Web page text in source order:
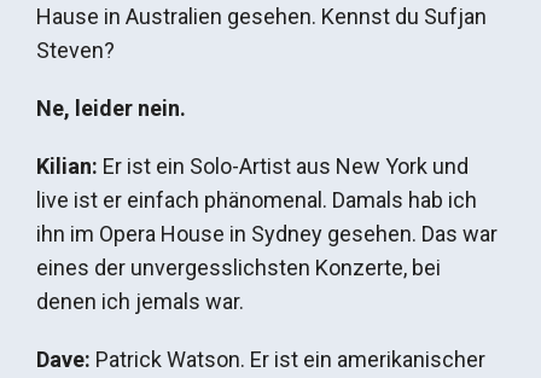
Hause in Australien gesehen. Kennst du Sufjan
Steven?
Ne, leider nein.
Kilian: Er ist ein Solo-Artist aus New York und
live ist er einfach phänomenal. Damals hab ich
ihn im Opera House in Sydney gesehen. Das war
eines der unvergesslichsten Konzerte, bei
denen ich jemals war.
Dave: Patrick Watson. Er ist ein amerikanischer